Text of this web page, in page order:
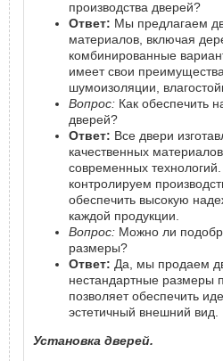
производства дверей?
Ответ: Мы предлагаем
материалов, включая
комбинированные
имеет свои
шумоизоляции,
Вопрос: Как обеспечить
дверей?
Ответ: Все двери
качественных
современных
контролируем
обеспечить высокую
каждой продукции.
Вопрос: Можно ли
размеры?
Ответ: Да, мы продаем
нестандартные размеры
позволяет обеспечить
эстетичный внешний вид.
Установка дверей.